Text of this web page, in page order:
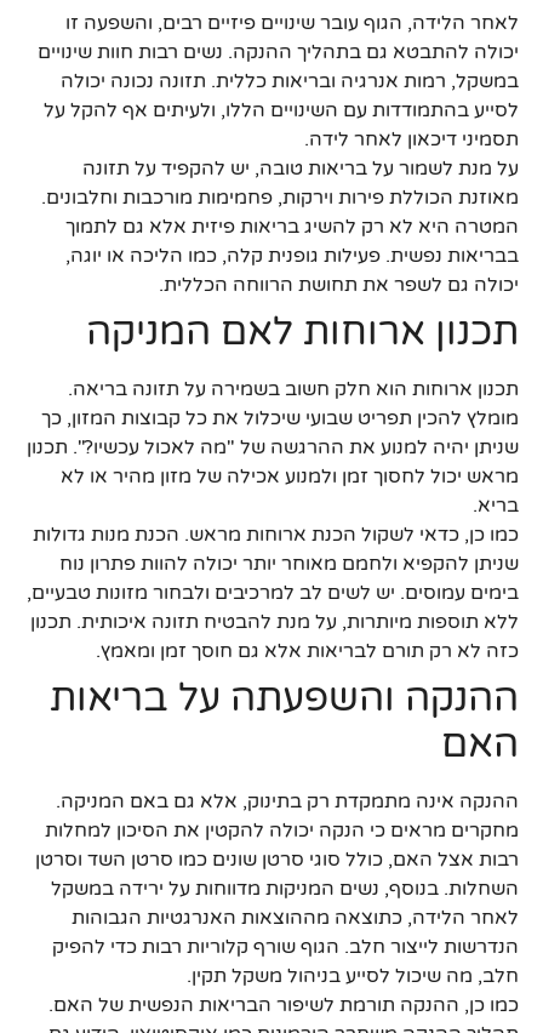
לאחר הלידה, הגוף עובר שינויים פיזיים רבים, והשפעה זו
יכולה להתבטא גם בתהליך ההנקה. נשים רבות חוות שינויים
במשקל, רמות אנרגיה ובריאות כללית. תזונה נכונה יכולה
לסייע בהתמודדות עם השינויים הללו, ולעיתים אף להקל על
תסמיני דיכאון לאחר לידה.
על מנת לשמור על בריאות טובה, יש להקפיד על תזונה
מאוזנת הכוללת פירות וירקות, פחמימות מורכבות וחלבונים.
המטרה היא לא רק להשיג בריאות פיזית אלא גם לתמוך
בבריאות נפשית. פעילות גופנית קלה, כמו הליכה או יוגה,
יכולה גם לשפר את תחושת הרווחה הכללית.
תכנון ארוחות לאם המניקה
תכנון ארוחות הוא חלק חשוב בשמירה על תזונה בריאה.
מומלץ להכין תפריט שבועי שיכלול את כל קבוצות המזון, כך
שניתן יהיה למנוע את ההרגשה של "מה לאכול עכשיו?". תכנון
מראש יכול לחסוך זמן ולמנוע אכילה של מזון מהיר או לא
בריא.
כמו כן, כדאי לשקול הכנת ארוחות מראש. הכנת מנות גדולות
שניתן להקפיא ולחמם מאוחר יותר יכולה להוות פתרון נוח
בימים עמוסים. יש לשים לב למרכיבים ולבחור מזונות טבעיים,
ללא תוספות מיותרות, על מנת להבטיח תזונה איכותית. תכנון
כזה לא רק תורם לבריאות אלא גם חוסך זמן ומאמץ.
ההנקה והשפעתה על בריאות
האם
ההנקה אינה מתמקדת רק בתינוק, אלא גם באם המניקה.
מחקרים מראים כי הנקה יכולה להקטין את הסיכון למחלות
רבות אצל האם, כולל סוגי סרטן שונים כמו סרטן השד וסרטן
השחלות. בנוסף, נשים המניקות מדווחות על ירידה במשקל
לאחר הלידה, כתוצאה מההוצאות האנרגטיות הגבוהות
הנדרשות לייצור חלב. הגוף שורף קלוריות רבות כדי להפיק
חלב, מה שיכול לסייע בניהול משקל תקין.
כמו כן, ההנקה תורמת לשיפור הבריאות הנפשית של האם.